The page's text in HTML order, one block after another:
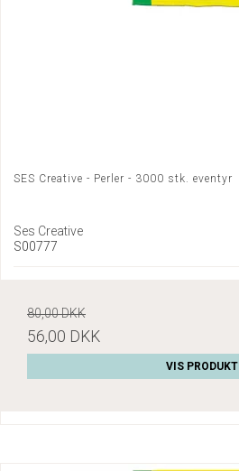
SES Creative - Perler - 3000 stk. eventyr
Ses Creative
S00777
80,00 DKK
56,00 DKK
VIS PRODUKT